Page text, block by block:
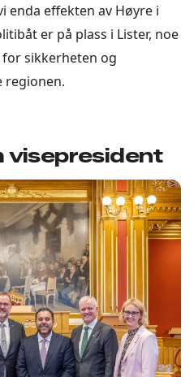
enda effekten av Høyre i
er på plass i Lister, noe
sikkerheten og
regionen.
visepresident